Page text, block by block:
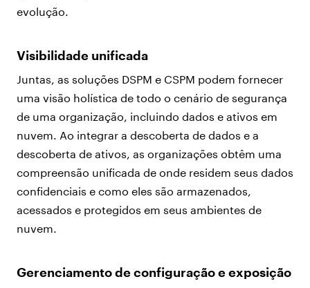
evolução.
Visibilidade unificada
Juntas, as soluções DSPM e CSPM podem fornecer
uma visão holística de todo o cenário de segurança
de uma organização, incluindo dados e ativos em
nuvem. Ao integrar a descoberta de dados e a
descoberta de ativos, as organizações obtêm uma
compreensão unificada de onde residem seus dados
confidenciais e como eles são armazenados,
acessados e protegidos em seus ambientes de
nuvem.
Gerenciamento de configuração e exposição